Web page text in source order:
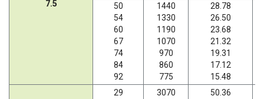
7.5
50
54
60
67
74
84
92
1440
1330
1190
1070
970
860
775
28.78
26.50
23.68
21.32
19.31
17.12
15.48
29
3070
50.36